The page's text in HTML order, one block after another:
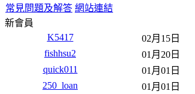
常見問題及解答 網站連結
新會員
K5417
02月15日
fishhsu2
01月20日
quick011
01月01日
250_loan
01月01日